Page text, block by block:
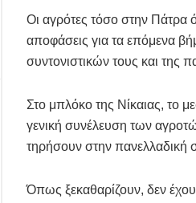
Οι αγρότες τόσο στην Πάτρα
αποφάσεις για τα επόμενα
συντονιστικών τους και της
Στο μπλόκο της Νίκαιας, το
γενική συνέλευση των
τηρήσουν στην πανελλαδική
Όπως ξεκαθαρίζουν, δεν